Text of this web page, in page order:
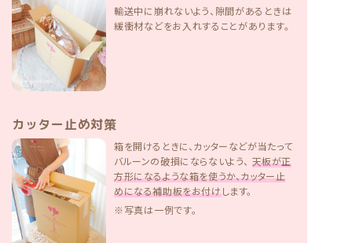
輸送中に崩れないよう、隙間があるときは
緩衝材などをお入れすることがあります。
カッター止め対策
箱を開けるときに、カッターなどが当たって
バルーンの破損にならないよう、 天板が正
方形になるような箱を使うか、カッター止
めになる補助板をお付けします。
※写真は一例です。